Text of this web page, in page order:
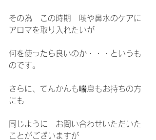
その為　この時期　咳や鼻水のケアに
アロマを取り入れたいが
何を使ったら良いのか・・・というも
のです。
さらに、てんかんも喘息もお持ちの方
にも
同じように　お問い合わせいただいた
ことがございますが